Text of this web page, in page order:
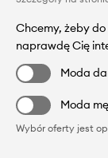
Chcemy, żeby
naprawdę Cię
Moda
Moda
Wybór oferty jest